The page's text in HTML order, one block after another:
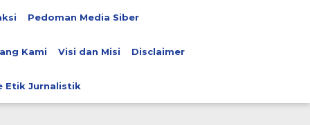
Pedoman Media Siber
Kami Visi dan Misi Disclaimer
Etik Jurnalistik